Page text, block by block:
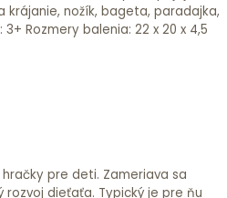
pre deti. Zameriava sa
dieťaťa. Typický je pre ňu